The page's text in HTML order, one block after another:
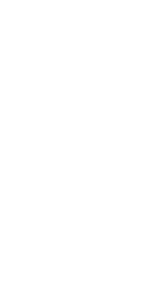
5
de teste
A